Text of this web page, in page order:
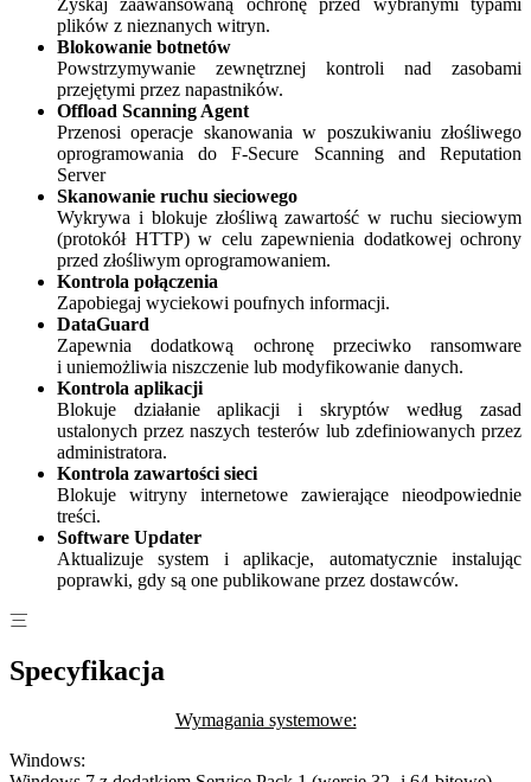
plików z nieznanych witryn.
Blokowanie botnetów
Powstrzymywanie zewnętrznej kontroli nad zasobami
przejętymi przez napastników.
Offload Scanning Agent
Przenosi operacje skanowania w poszukiwaniu złośliwego
oprogramowania do F-Secure Scanning and Reputation
Server
Skanowanie ruchu sieciowego
Wykrywa i blokuje złośliwą zawartość w ruchu sieciowym
(protokół HTTP) w celu zapewnienia dodatkowej ochrony
przed złośliwym oprogramowaniem.
Kontrola połączenia
Zapobiegaj wyciekowi poufnych informacji.
DataGuard
Zapewnia dodatkową ochronę przeciwko ransomware
i uniemożliwia niszczenie lub modyfikowanie danych.
Kontrola aplikacji
Blokuje działanie aplikacji i skryptów według zasad
ustalonych przez naszych testerów lub zdefiniowanych przez
administratora.
Kontrola zawartości sieci
Blokuje witryny internetowe zawierające nieodpowiednie
treści.
Software Updater
Aktualizuje system i aplikacje, automatycznie instalując
poprawki, gdy są one publikowane przez dostawców.
Specyfikacja
Wymagania systemowe:
Windows: